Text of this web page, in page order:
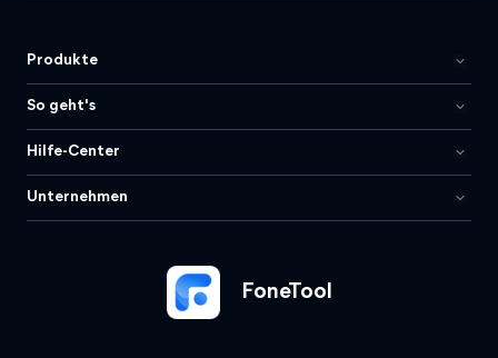
FoneTool
Produkte
So geht's
Hilfe-Center
Unternehmen